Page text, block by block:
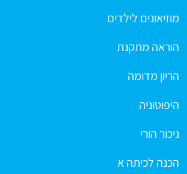
מוזיאונים לילדים
הוראה מתקנת
הריון מדומה
היפוטוניה
ניכור הורי
הכנה לכיתה א